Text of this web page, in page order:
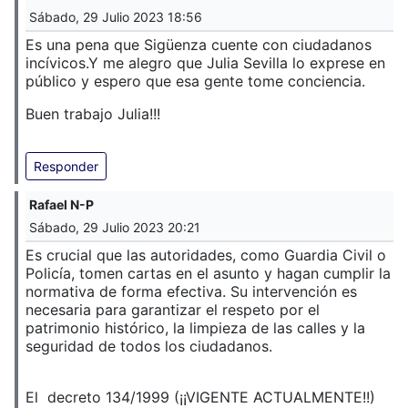
Sábado, 29 Julio 2023 18:56
Es una pena que Sigüenza cuente con ciudadanos
incívicos.Y me alegro que Julia Sevilla lo exprese en
público y espero que esa gente tome conciencia.
Buen trabajo Julia!!!
Responder
Rafael N-P
Sábado, 29 Julio 2023 20:21
Es crucial que las autoridades, como Guardia Civil o
Policía, tomen cartas en el asunto y hagan cumplir la
normativa de forma efectiva. Su intervención es
necesaria para garantizar el respeto por el
patrimonio histórico, la limpieza de las calles y la
seguridad de todos los ciudadanos.
El decreto 134/1999 (¡¡VIGENTE ACTUALMENTE!!)